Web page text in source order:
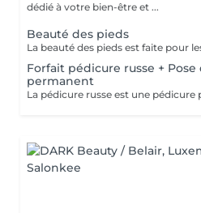
dédié à votre bien-être et ...
Beauté des pieds
Forfait pédicure russe +
permanent